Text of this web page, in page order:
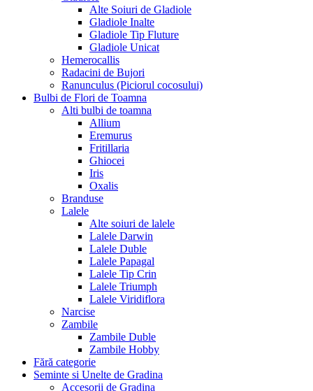
Alte Soiuri de Gladiole
Gladiole Inalte
Gladiole Tip Fluture
Gladiole Unicat
Hemerocallis
Radacini de Bujori
Ranunculus (Piciorul cocosului)
Bulbi de Flori de Toamna
Alti bulbi de toamna
Allium
Eremurus
Fritillaria
Ghiocei
Iris
Oxalis
Branduse
Lalele
Alte soiuri de lalele
Lalele Darwin
Lalele Duble
Lalele Papagal
Lalele Tip Crin
Lalele Triumph
Lalele Viridiflora
Narcise
Zambile
Zambile Duble
Zambile Hobby
Fără categorie
Seminte si Unelte de Gradina
Accesorii de Gradina